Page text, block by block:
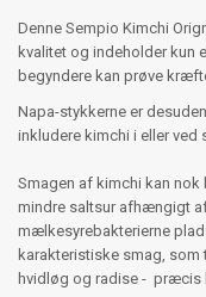
Denne Sempio Kimchi
kvalitet og indeholder kun
begyndere kan prøve
Napa-stykkerne er
inkludere kimchi i eller ved
Smagen af kimchi kan
mindre saltsur afhængigt
mælkesyrebakterierne
karakteristiske smag,
hvidløg og radise - præcis